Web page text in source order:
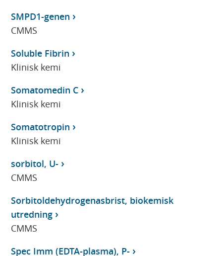
SMPD1-genen
CMMS
Soluble Fibrin
Klinisk kemi
Somatomedin C
Klinisk kemi
Somatotropin
Klinisk kemi
sorbitol, U-
CMMS
Sorbitoldehydrogenasbrist, biokemisk
utredning
CMMS
Spec Imm (EDTA-plasma), P-